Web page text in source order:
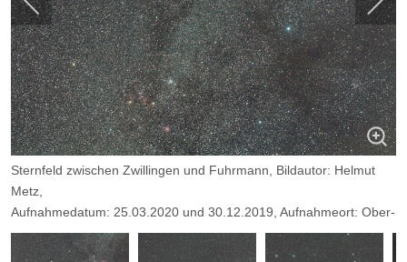
Sternfeld zwischen Zwillingen und Fuhrmann, Bildautor: Helmut
Metz,
Aufnahmedatum: 25.03.2020 und 30.12.2019, Aufnahmeort: Ober-
Holte / Sauerland
Kamera: Canon 450D astromodifiziert, Empfindlichkeit: ISO 800,